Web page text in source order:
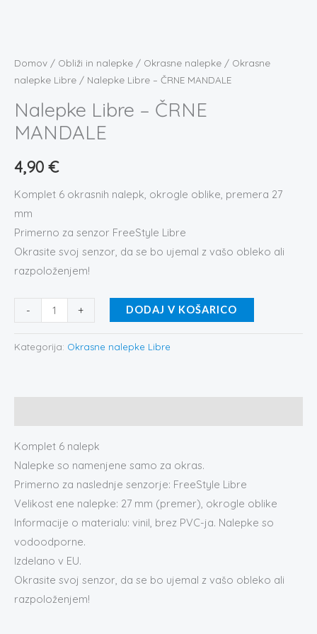
Domov / Obliži in nalepke / Okrasne nalepke / Okrasne
nalepke Libre / Nalepke Libre – ČRNE MANDALE
Nalepke Libre – ČRNE
MANDALE
4,90 €
Komplet 6 okrasnih nalepk, okrogle oblike, premera 27
mm
Primerno za senzor FreeStyle Libre
Okrasite svoj senzor, da se bo ujemal z vašo obleko ali
razpoloženjem!
-
-
ČRNE
MANDALE
količina
+ DODAJ V KOŠARICO
Kategorija: Okrasne nalepke Libre
Komplet 6 nalepk
Nalepke so namenjene samo za okras.
Primerno za naslednje senzorje: FreeStyle Libre
Velikost ene nalepke: 27 mm (premer), okrogle oblike
Informacije o materialu: vinil, brez PVC-ja. Nalepke so
vodoodporne.
Izdelano v EU.
Okrasite svoj senzor, da se bo ujemal z vašo obleko ali
razpoloženjem!